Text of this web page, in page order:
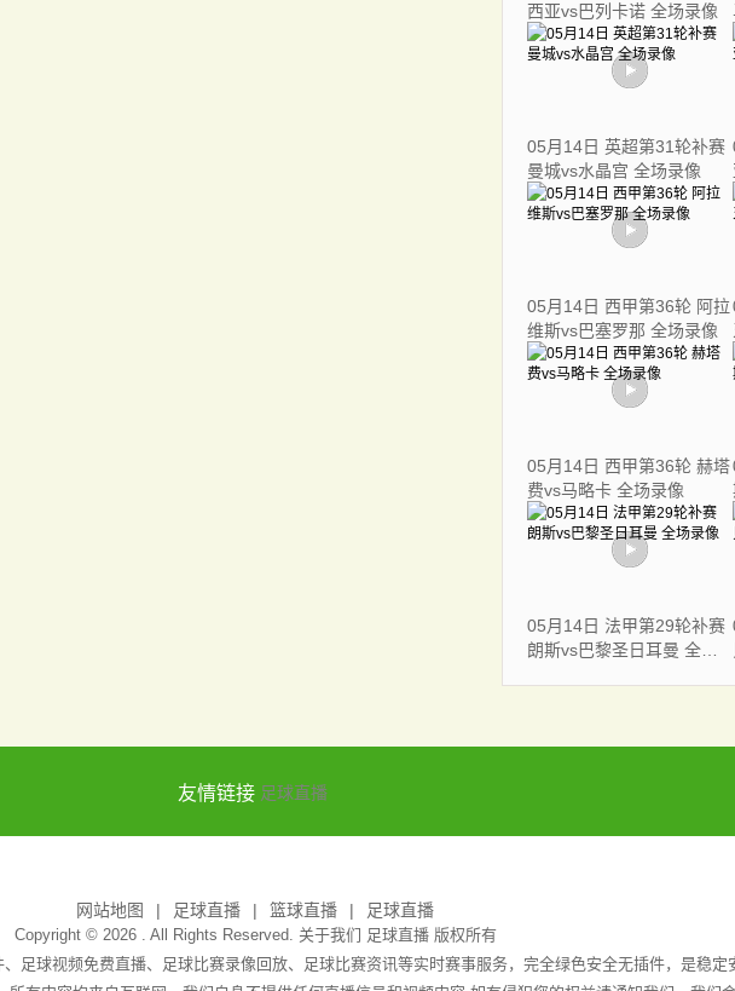
西亚vs巴列卡诺 全场录像
05月14日 英超第31轮补赛
曼城vs水晶宫 全场录像
05月14日 西甲第36轮 阿拉
维斯vs巴塞罗那 全场录像
05月14日 西甲第36轮 赫塔
费vs马略卡 全场录像
05月14日 法甲第29轮补赛
朗斯vs巴黎圣日耳曼 全场
友情链接 足球直播
网站地图 足球直播 篮球直播 足球直播
Copyright © 2026 . All Rights Reserved. 关于我们 足球直播版权所有
足球视频免费直播、足球比赛录像回放、足球比赛资讯等实时赛事服务，完全绿色安全无插件，是稳